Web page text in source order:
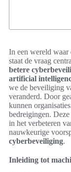
In een wereld waar
staat de vraag
betere
artificial
we de beveiliging
veranderd. Door
kunnen
bedreigingen.
in het verbeteren
nauwkeurige
cyberbeveiliging.
Inleiding tot